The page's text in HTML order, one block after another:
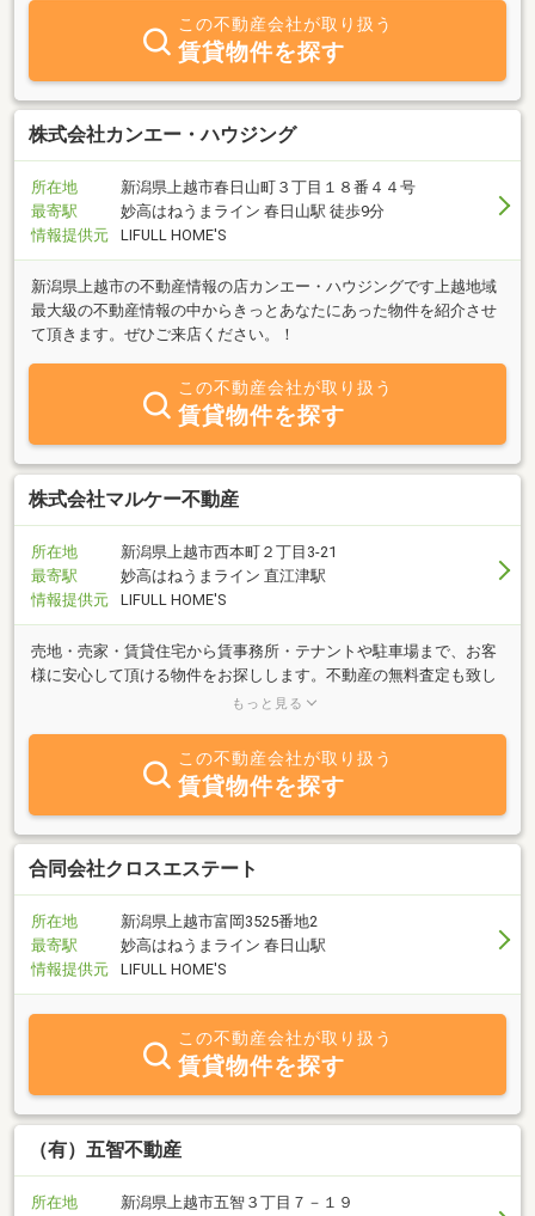
この不動産会社が取り扱う
賃貸物件を探す
株式会社カンエー・ハウジング
所在地
新潟県上越市春日山町３丁目１８番４４号
最寄駅
妙高はねうまライン 春日山駅 徒歩9分
情報提供元
LIFULL HOME'S
新潟県上越市の不動産情報の店カンエー・ハウジングです上越地域
最大級の不動産情報の中からきっとあなたにあった物件を紹介させ
て頂きます。ぜひご来店ください。！
この不動産会社が取り扱う
賃貸物件を探す
株式会社マルケー不動産
所在地
新潟県上越市西本町２丁目3-21
最寄駅
妙高はねうまライン 直江津駅
情報提供元
LIFULL HOME'S
売地・売家・賃貸住宅から賃事務所・テナントや駐車場まで、お客
様に安心して頂ける物件をお探しします。不動産の無料査定も致し
ております。土地・建物を売りたい方・貸したい方、ぜひお気軽に
もっと見る
この不動産会社が取り扱う
賃貸物件を探す
合同会社クロスエステート
所在地
新潟県上越市富岡3525番地2
最寄駅
妙高はねうまライン 春日山駅
情報提供元
LIFULL HOME'S
この不動産会社が取り扱う
賃貸物件を探す
（有）五智不動産
所在地 新潟県上越市五智３丁目７－１９